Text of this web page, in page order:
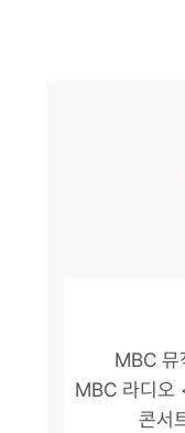
MBC 뮤
MBC 라디오
콘서